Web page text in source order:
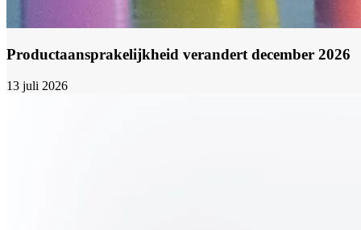
Productaansprakelijkheid verandert december 2026
13 juli 2026